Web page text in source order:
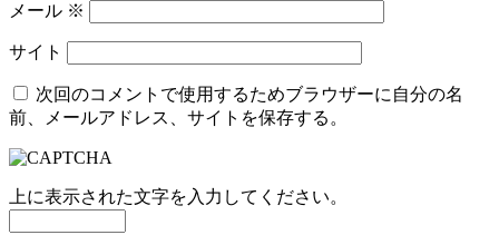
メール ※
サイト
次回のコメントで使用するためブラウザーに自分の名
前、メールアドレス、サイトを保存する。
上に表示された文字を入力してください。